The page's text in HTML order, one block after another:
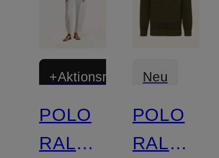
+Aktionsrabatt
POLO
RALPH
Neu
POLO
RALPH